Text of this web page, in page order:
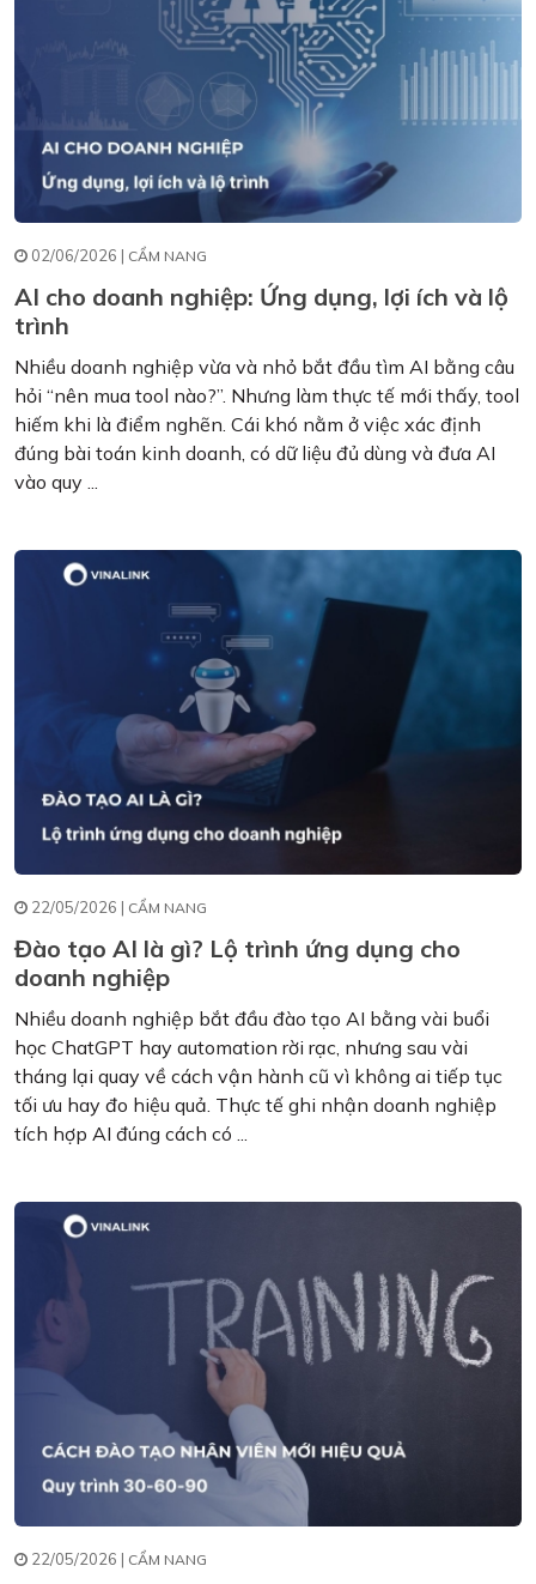
02/06/2026 | CẨM NANG
AI cho doanh nghiệp: Ứng dụng, lợi ích và lộ
trình
Nhiều doanh nghiệp vừa và nhỏ bắt đầu tìm AI bằng câu
hỏi “nên mua tool nào?”. Nhưng làm thực tế mới thấy, tool
hiếm khi là điểm nghẽn. Cái khó nằm ở việc xác định
đúng bài toán kinh doanh, có dữ liệu đủ dùng và đưa AI
vào quy ...
22/05/2026 | CẨM NANG
Đào tạo AI là gì? Lộ trình ứng dụng cho
doanh nghiệp
Nhiều doanh nghiệp bắt đầu đào tạo AI bằng vài buổi
học ChatGPT hay automation rời rạc, nhưng sau vài
tháng lại quay về cách vận hành cũ vì không ai tiếp tục
tối ưu hay đo hiệu quả. Thực tế ghi nhận doanh nghiệp
tích hợp AI đúng cách có ...
22/05/2026 | CẨM NANG